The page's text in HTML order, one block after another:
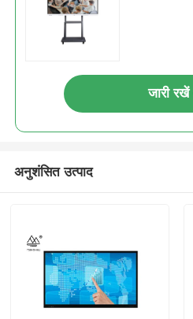
जारी रखें
अनुशंसित उत्पाद